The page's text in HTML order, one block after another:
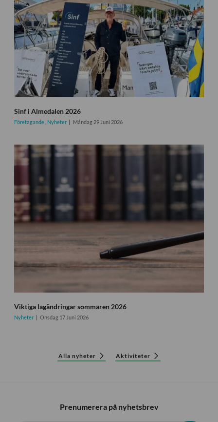
Sinf i Almedalen 2026
Företagande Nyheter Måndag 29 Juni 2026
Viktiga lagändringar sommaren 2026
Nyheter Onsdag 17 Juni 2026
Alla nyheter Aktiviteter
Prenumerera på nyhetsbrev